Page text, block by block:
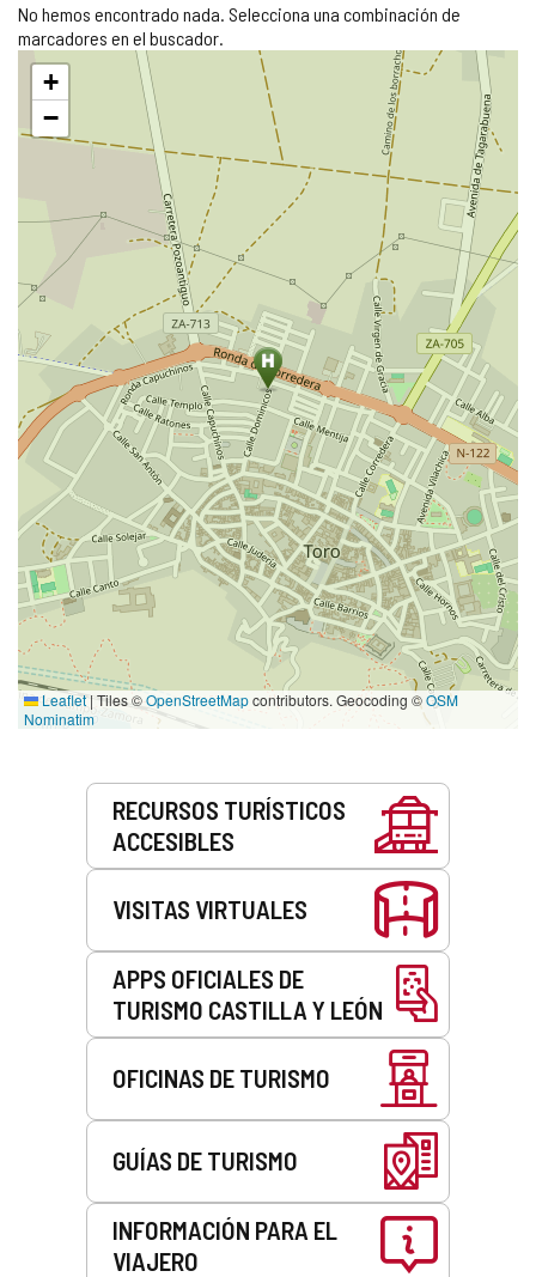
No hemos encontrado nada. Selecciona una combinación de
marcadores en el buscador.
Saltar
mapa
+
−
Leaflet | Tiles ©OpenStreetMapcontributors. Geocoding ©OSM
Nominatim
RECURSOS TURÍSTICOS
ACCESIBLES
VISITAS VIRTUALES
APPS OFICIALES DE
TURISMO CASTILLA Y LEÓN
OFICINAS DE TURISMO
GUÍAS DE TURISMO
INFORMACIÓN PARA EL
VIAJERO